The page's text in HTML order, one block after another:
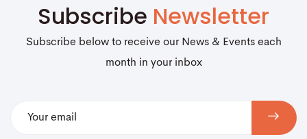
Subscribe Newsletter
Subscribe below to receive our News & Events each
month in your inbox